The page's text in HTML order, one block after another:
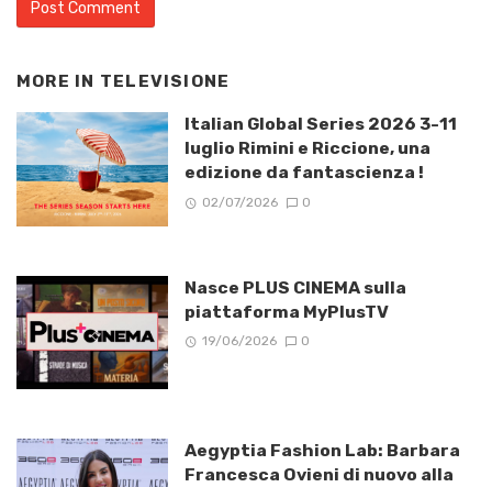
MORE IN TELEVISIONE
Italian Global Series 2026 3-11
luglio Rimini e Riccione, una
edizione da fantascienza !
02/07/2026 0
Nasce PLUS CINEMA sulla
piattaforma MyPlusTV
19/06/2026 0
Aegyptia Fashion Lab: Barbara
Francesca Ovieni di nuovo alla